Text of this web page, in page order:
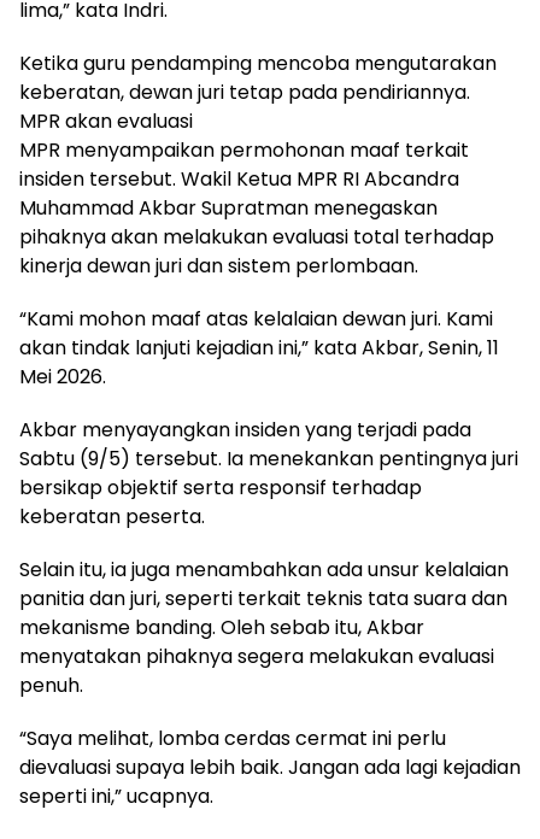
lima,” kata Indri.
Ketika guru pendamping mencoba mengutarakan
keberatan, dewan juri tetap pada pendiriannya.
MPR akan evaluasi
MPR menyampaikan permohonan maaf terkait
insiden tersebut. Wakil Ketua MPR RI Abcandra
Muhammad Akbar Supratman menegaskan
pihaknya akan melakukan evaluasi total terhadap
kinerja dewan juri dan sistem perlombaan.
“Kami mohon maaf atas kelalaian dewan juri. Kami
akan tindak lanjuti kejadian ini,” kata Akbar, Senin, 11
Mei 2026.
Akbar menyayangkan insiden yang terjadi pada
Sabtu (9/5) tersebut. Ia menekankan pentingnya juri
bersikap objektif serta responsif terhadap
keberatan peserta.
Selain itu, ia juga menambahkan ada unsur kelalaian
panitia dan juri, seperti terkait teknis tata suara dan
mekanisme banding. Oleh sebab itu, Akbar
menyatakan pihaknya segera melakukan evaluasi
penuh.
“Saya melihat, lomba cerdas cermat ini perlu
dievaluasi supaya lebih baik. Jangan ada lagi kejadian
seperti ini,” ucapnya.